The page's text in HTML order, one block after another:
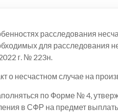
расследования
для расследования
г. № 223н.
о несчастном случае на
по Форме № 4,
в СФР на предмет